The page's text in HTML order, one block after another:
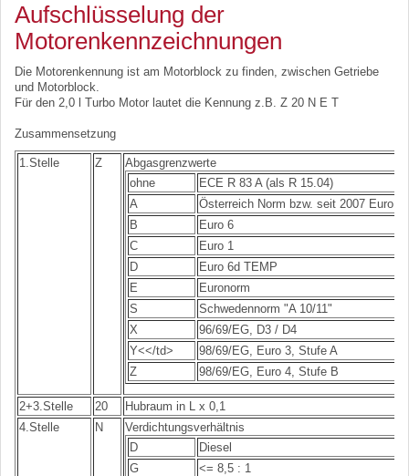
Aufschlüsselung der
Motorenkennzeichnungen
Die Motorenkennung ist am Motorblock zu finden, zwischen Getriebe
und Motorblock.
Für den 2,0 l Turbo Motor lautet die Kennung z.B. Z 20 N E T
Zusammensetzung
1.Stelle Z
Abgasgrenzwerte
ohne
ECE R 83 A (als R 15.04)
A
Österreich Norm bzw. seit 2007 Euro 5
B
Euro 6
C
Euro 1
D
Euro 6d TEMP
E
Euronorm
S
Schwedennorm "A 10/11"
X
96/69/EG, D3 / D4
Y<</td>
98/69/EG, Euro 3, Stufe A
Z
98/69/EG, Euro 4, Stufe B
2+3.Stelle 20
Hubraum in L x 0,1
4.Stelle
N
Verdichtungsverhältnis
D
Diesel
G
<= 8,5 : 1